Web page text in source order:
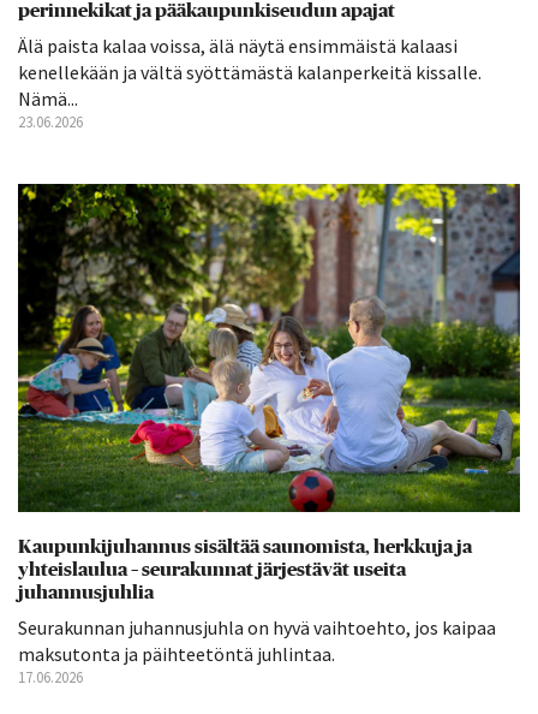
perinnekikat ja pääkaupunkiseudun apajat
Älä paista kalaa voissa, älä näytä ensimmäistä kalaasi
kenellekään ja vältä syöttämästä kalanperkeitä kissalle.
Nämä...
23.06.2026
Kaupunkijuhannus sisältää saunomista, herkkuja ja
yhteislaulua – seurakunnat järjestävät useita
juhannusjuhlia
Seurakunnan juhannusjuhla on hyvä vaihtoehto, jos kaipaa
maksutonta ja päihteetöntä juhlintaa.
17.06.2026